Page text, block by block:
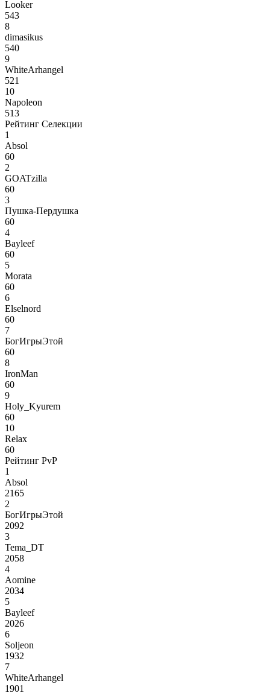
Looker
543
8
dimasikus
540
9
WhiteArhangel
521
10
Napoleon
513
Рейтинг Селекции
1
Absol
60
2
GOATzilla
60
3
Пушка-Пердушка
60
4
Bayleef
60
5
Morata
60
6
Elselnord
60
7
БогИгрыЭтой
60
8
IronMan
60
9
Holy_Kyurem
60
10
Relax
60
Рейтинг PvP
1
Absol
2165
2
БогИгрыЭтой
2092
3
Tema_DT
2058
4
Aomine
2034
5
Bayleef
2026
6
Soljeon
1932
7
WhiteArhangel
1901